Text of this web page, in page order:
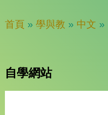
首頁 » 學與教 » 中文 »
自學網站